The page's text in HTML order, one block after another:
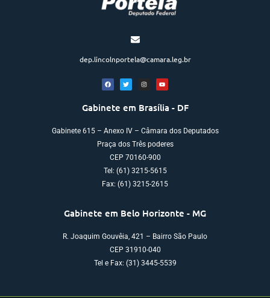
dep.lincolnportela@camara.leg.br
Gabinete em Brasília - DF
Gabinete 615 – Anexo IV – Câmara dos Deputados
Praça dos Três poderes
CEP 70160-900
Tel: (61) 3215-5615
Fax: (61) 3215-2615
Gabinete em Belo Horizonte - MG
R. Joaquim Gouvêia, 421 – Bairro São Paulo
CEP 31910-040
Tel e Fax: (31) 3445-5539